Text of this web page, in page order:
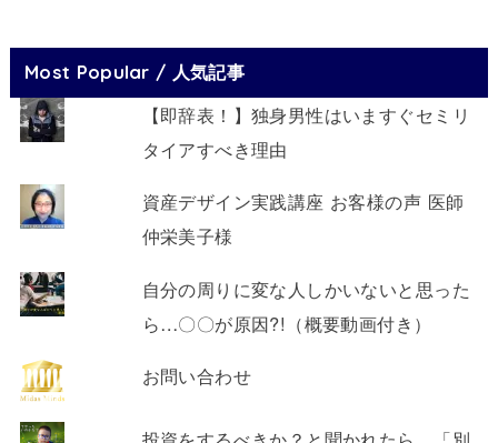
Most Popular / 人気記事
【即辞表！】独身男性はいますぐセミリ
タイアすべき理由
資産デザイン実践講座 お客様の声 医師
仲栄美子様
自分の周りに変な人しかいないと思った
ら…〇〇が原因?!（概要動画付き）
お問い合わせ